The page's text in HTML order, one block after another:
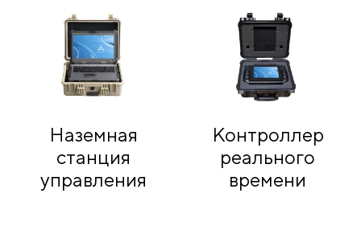
Наземная
станция
управления
Контроллер
реального
времени